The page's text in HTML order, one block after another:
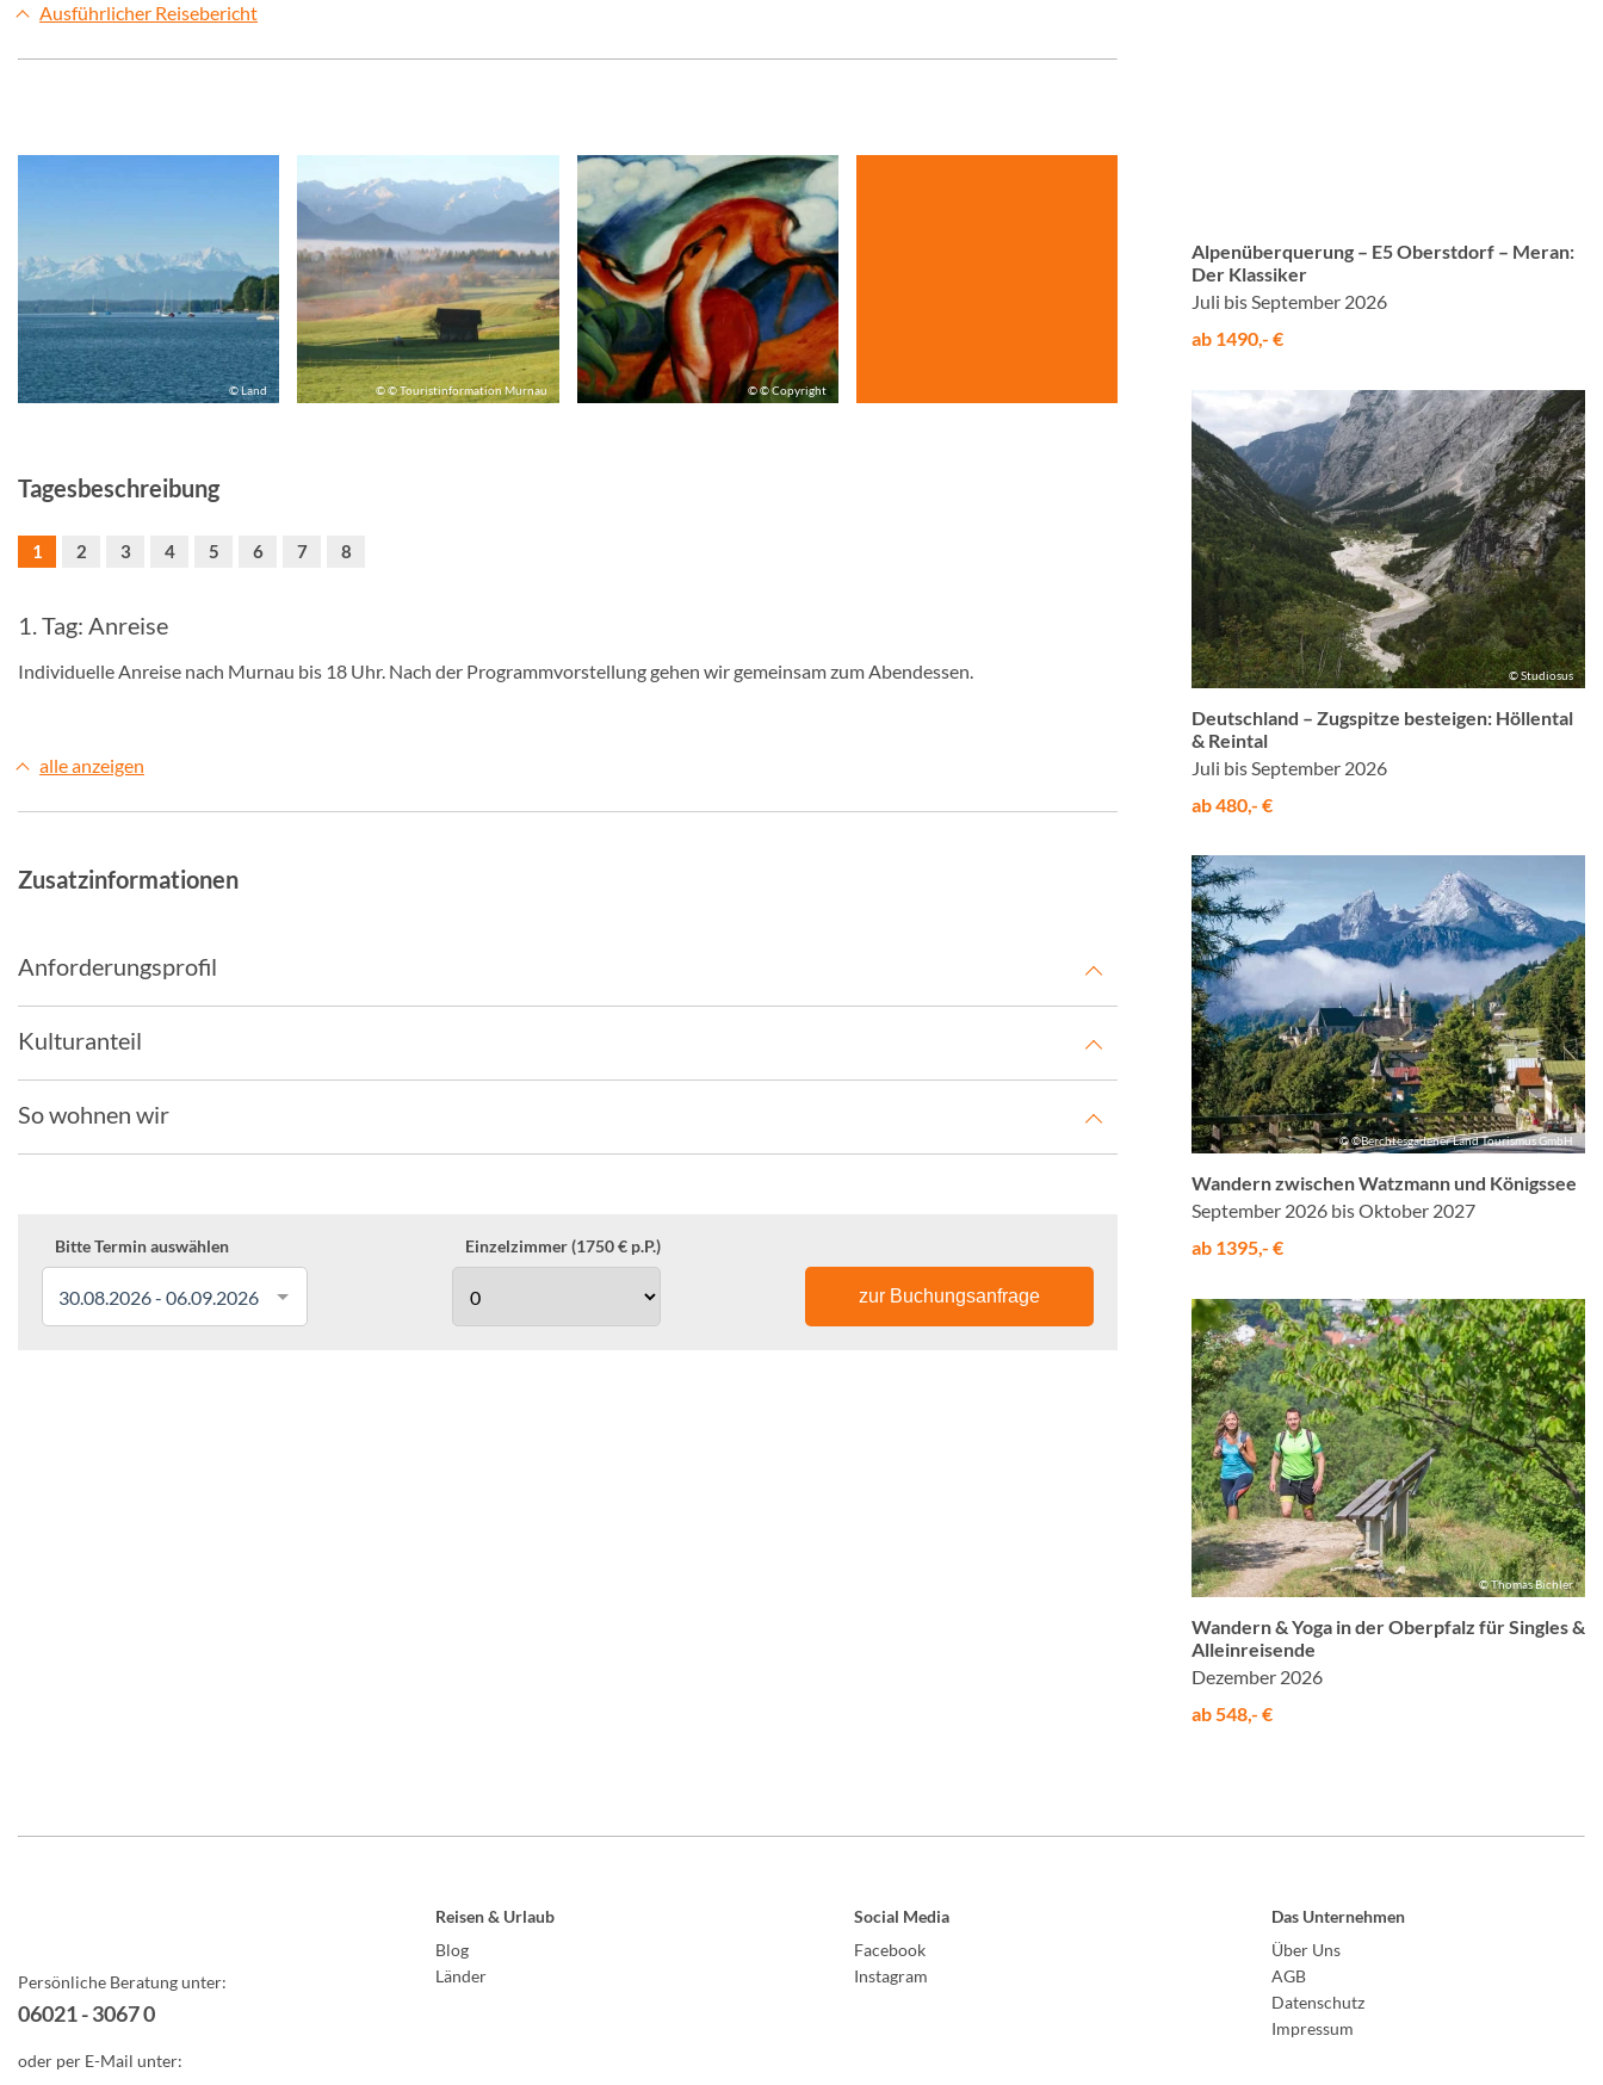
Ausführlicher Reisebericht
© Land © © Touristinformation Murnau © © Copyright
Tagesbeschreibung
1 2 3 4 5 6 7 8
1. Tag: Anreise
Individuelle Anreise nach Murnau bis 18 Uhr. Nach der Programmvorstellung gehen wir gemeinsam zum Abendessen.
alle anzeigen
Zusatzinformationen
Anforderungsprofil
Kulturanteil
So wohnen wir
Bitte Termin auswählen
30.08.2026 - 06.09.2026
Einzelzimmer (1750 € p.P.)
zur Buchungsanfrage
Alpenüberquerung – E5 Oberstdorf – Meran:
Der Klassiker
Juli bis September 2026
ab 1490,- €
© Studiosus
Deutschland – Zugspitze besteigen: Höllental
& Reintal
Juli bis September 2026
ab 480,- €
© ©Berchtesgadener Land Tourismus GmbH
Wandern zwischen Watzmann und Königssee
September 2026 bis Oktober 2027
ab 1395,- €
© Thomas Bichler
Wandern & Yoga in der Oberpfalz für Singles &
Alleinreisende
Dezember 2026
ab 548,- €
Persönliche Beratung unter:
06021 - 3067 0
oder per E-Mail unter:
Reisen & Urlaub
Blog
Länder
Social Media
Facebook
Instagram
Das Unternehmen
Über Uns
AGB
Datenschutz
Impressum